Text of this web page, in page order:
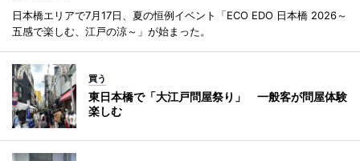
日本橋エリアで7月17日、夏の恒例イベント「ECO EDO 日本橋 2026～
五感で楽しむ、江戸の涼～」が始まった。
買う
東日本橋で「大江戸問屋祭り」 一般客が問屋体験
楽しむ